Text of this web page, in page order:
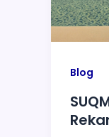
Blog